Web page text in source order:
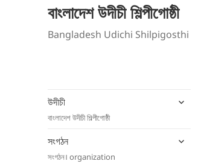
বাংলাদেশ উদীচী শিল্পীগোষ্ঠী
Bangladesh Udichi Shilpigosthi
উদীচী
বাংলাদেশ উদীচী শিল্পীগোষ্ঠী
expand
সংগঠন
সংগঠন। organization
expand